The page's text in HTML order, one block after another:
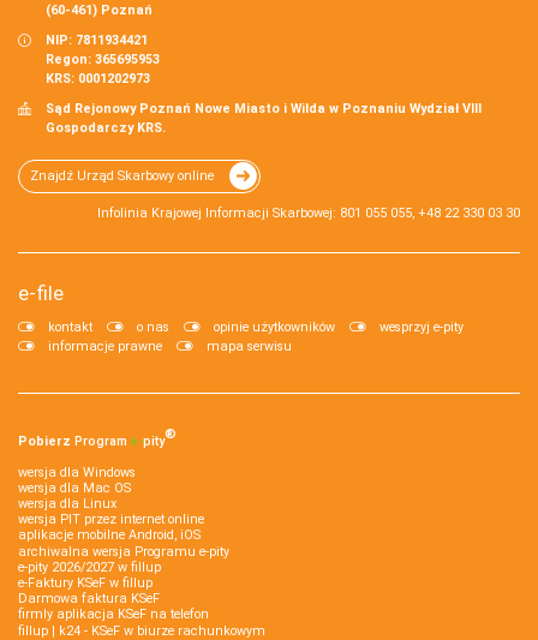
(60-461) Poznań
NIP: 7811934421
Regon: 365695953
KRS: 0001202973
Sąd Rejonowy Poznań Nowe Miasto i Wilda w Poznaniu Wydział VIII
Gospodarczy KRS.
Znajdź Urząd Skarbowy online
Infolinia Krajowej Informacji Skarbowej: 801 055 055, +48 22 330 03 30
e-file
kontakt o nas opinie użytkowników
wesprzyj e-pity
informacje prawne
mapa serwisu
Pobierz Program e‑pity®
wersja dla Windows
wersja dla Mac OS
wersja dla Linux
wersja PIT przez internet online
aplikacje mobilne Android, iOS
archiwalna wersja Programu e-pity
e-pity 2026/2027 w fillup
e‑Faktury KSeF w fillup
Darmowa faktura KSeF
firmly aplikacja KSeF na telefon
fillup | k24 - KSeF w biurze rachunkowym